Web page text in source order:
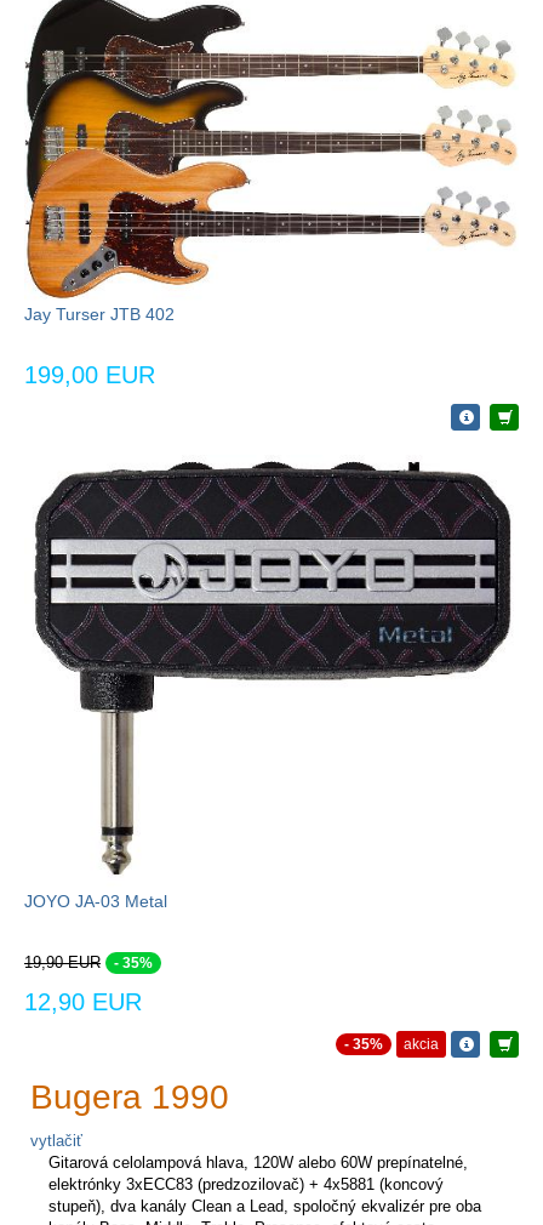
Jay Turser JTB 402
199,00 EUR
JOYO JA-03 Metal
19,90 EUR - 35%
12,90 EUR
- 35% akcia
Bugera 1990
vytlačiť
Gitarová celolampová hlava, 120W alebo 60W prepínatelné,
elektrónky 3xECC83 (predzozilovač) + 4x5881 (koncový
stupeň), dva kanály Clean a Lead, spoločný ekvalizér pre oba